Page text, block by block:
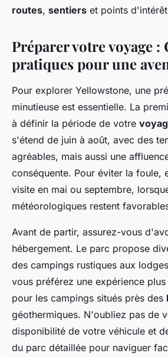
routes, sentiers et points
Préparer votre voyage :
pratiques pour une
Pour explorer Yellowstone, une
minutieuse est essentielle. La
à définir la période de votre
s'étend de juin à août, avec des
agréables, mais aussi une
conséquente. Pour éviter la foule,
visite en mai ou septembre,
météorologiques restent
Avant de partir, assurez-vous
hébergement. Le parc propose
des campings rustiques aux
vous préférez une expérience
pour les campings situés près des
géothermiques. N'oubliez pas de
disponibilité de votre véhicule et
du parc détaillée pour naviguer